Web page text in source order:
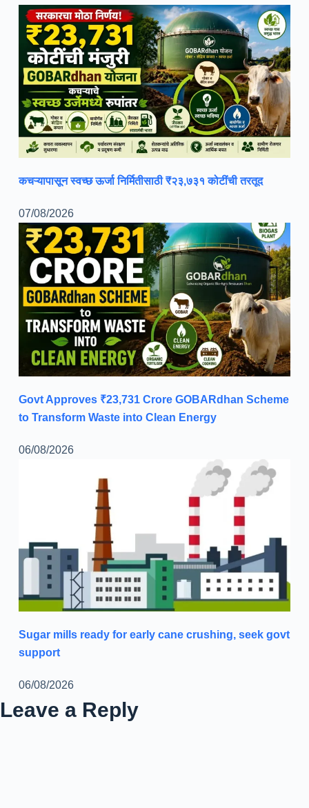
कचऱ्यापासून स्वच्छ ऊर्जा निर्मितीसाठी ₹२३,७३१ कोटींची तरतूद
07/08/2026
Govt Approves ₹23,731 Crore GOBARdhan Scheme
to Transform Waste into Clean Energy
06/08/2026
Sugar mills ready for early cane crushing, seek govt
support
06/08/2026
Leave a Reply